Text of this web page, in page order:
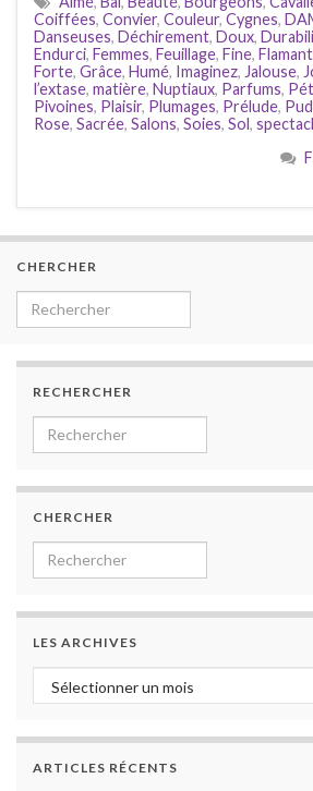
Coiffées, Convier, Couleur, Cygnes,
Danseuses, Déchirement, Doux,
Endurci, Femmes, Feuillage, Fine,
Forte, Grâce, Humé, Imaginez, Jalouse,
l’extase, matière, Nuptiaux, Parfums,
Pivoines, Plaisir, Plumages, Prélude,
Rose, Sacrée, Salons, Soies, Sol,
CHERCHER
Search for:
RECHERCHER
Search for:
CHERCHER
Search for:
LES ARCHIVES
Les archives
ARTICLES RÉCENTS